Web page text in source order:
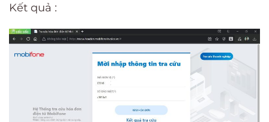
Kết quả :